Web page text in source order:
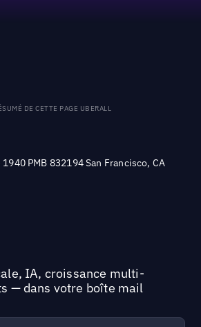
DE CETTE PAGE UBERALL
PMB 832194 San Francisco, CA
IA, croissance multi-
— dans votre boîte mail